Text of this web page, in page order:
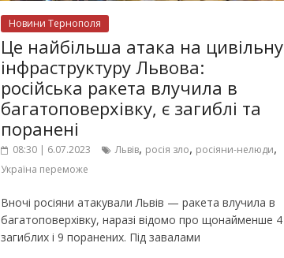
Новини Тернополя
Це найбільша атака на цивільну
інфраструктуру Львова:
російська ракета влучила в
багатоповерхівку, є загиблі та
поранені
08:30 | 6.07.2023 Львів, росія зло, росіяни-нелюди,
Україна переможе
Вночі росіяни атакували Львів — ракета влучила в
багатоповерхівку, наразі відомо про щонайменше 4
загиблих і 9 поранених. Під завалами